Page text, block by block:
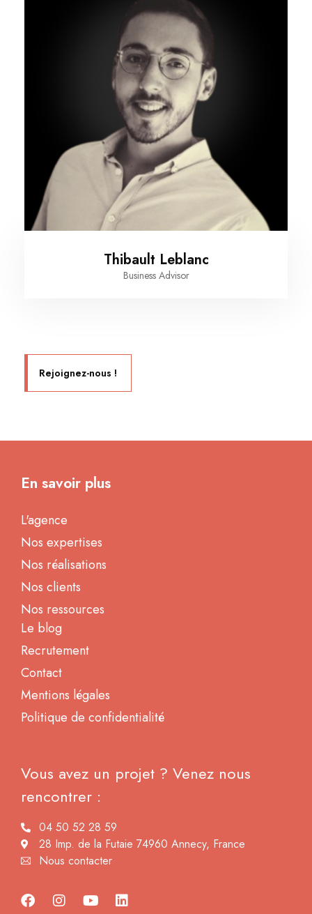
Thibault Leblanc
Business Advisor
Rejoignez-nous !
En savoir plus
L'agence
Nos expertises
Nos réalisations
Nos clients
Nos ressources
Le blog
Recrutement
Contact
Mentions légales
Politique de confidentialité
Vous avez un projet ? Venez nous
rencontrer :
04 50 52 28 59
28 Imp. de la Futaie 74960 Annecy, France
Nous contacter